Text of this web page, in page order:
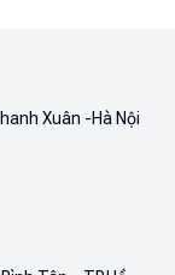
dịp đông
rửa ở nhiệt độ
thêm về
sản phẩm
chi tiết hơn
Xuân -Hà Nội